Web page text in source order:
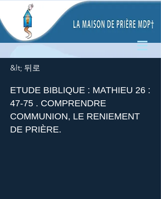
&lt; 뒤로
ETUDE BIBLIQUE : MATHIEU 26 :
47-75 . COMPRENDRE
COMMUNION, LE RENIEMENT
DE PRIÈRE.